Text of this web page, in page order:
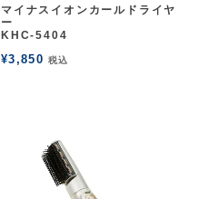
マイナスイオンカールドライヤ
ー
KHC-5404
¥3,850 税込